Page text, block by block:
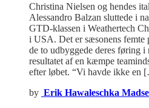
Christina Nielsen og hendes
Alessandro Balzan sluttede i
GTD-klassen i Weathertech
i USA. Det er sæsonens femte
de to udbyggede deres føring i
resultatet af en kæmpe
efter løbet. “Vi havde ikke en
by Erik Hawaleschka